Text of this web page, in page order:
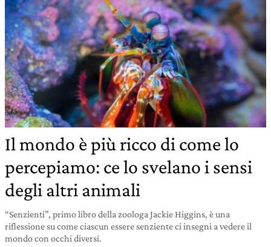
Il mondo è più ricco di come lo
percepiamo: ce lo svelano i sensi
degli altri animali
“Senzienti”, primo libro della zoologa Jackie Higgins, è una
riflessione su come ciascun essere senziente ci insegni a vedere il
mondo con occhi diversi.